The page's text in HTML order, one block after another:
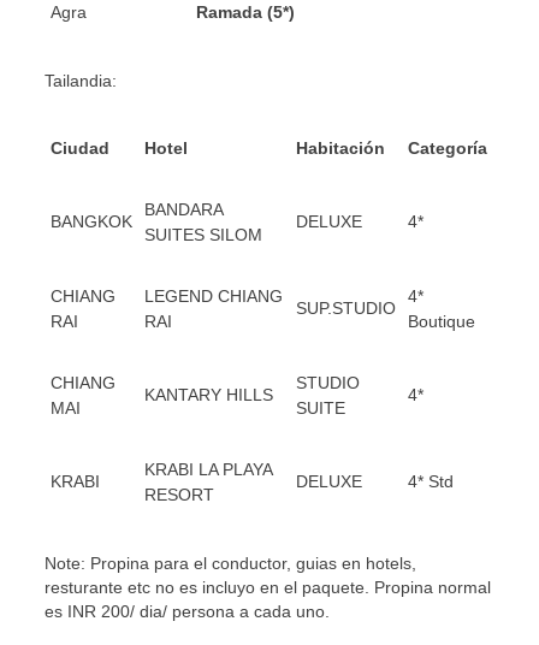
Agra Ramada (5*)
Tailandia:
Ciudad Hotel Habitación Categoría
BANGKOK
BANDARA
SUITES SILOM
DELUXE 4*
CHIANG
RAI
LEGEND CHIANG
RAI
SUP.STUDIO
4*
Boutique
CHIANG
MAI
KANTARY HILLS
STUDIO
SUITE
4*
KRABI
KRABI LA PLAYA
RESORT
DELUXE 4* Std
Note: Propina para el conductor, guias en hotels,
resturante etc no es incluyo en el paquete. Propina normal
es INR 200/ dia/ persona a cada uno.